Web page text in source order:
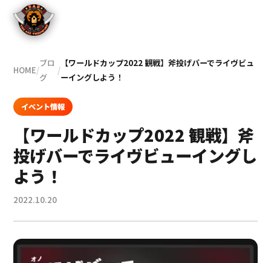
HOME/
ブロ
グ
/
【ワールドカップ2022 観戦】斧投げバーでライヴビュ
ーイングしよう！
イベント情報
【ワールドカップ2022 観戦】斧
投げバーでライヴビューイングし
よう！
2022.10.20